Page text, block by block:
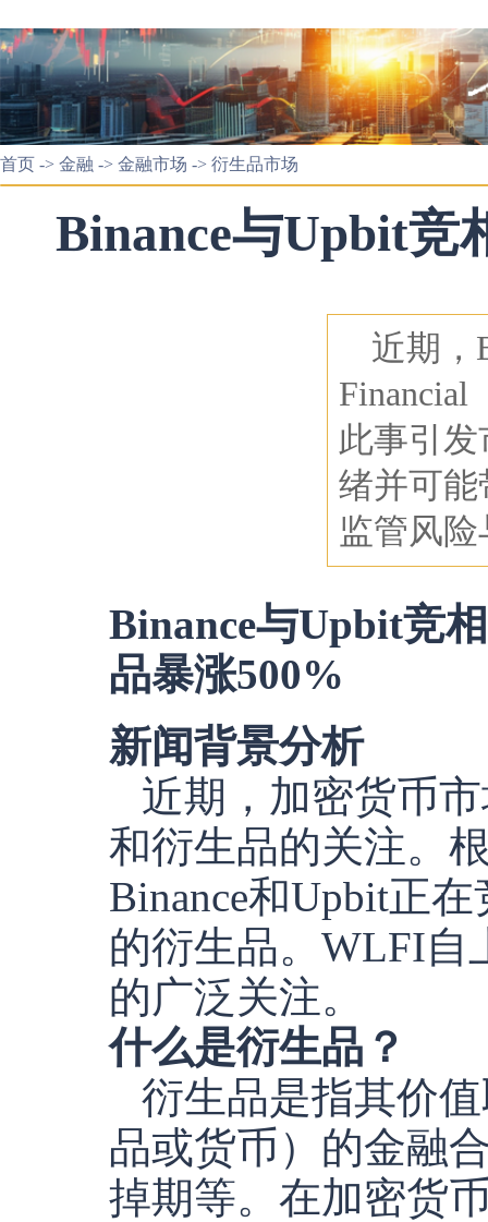
首页 -> 金融 -> 金融市场 -> 衍生品市场
Binance与Upbit竞
近期，
Financial
此事引
绪并可
监管风
Binance与Upbit竞
品暴涨500%
新闻背景分析
近期，加密货币
和衍生品的关注。
Binance和Upbit正
的衍生品。WLFI自
的广泛关注。
什么是衍生品？
衍生品是指其价
品或货币）的金融
掉期等。在加密货